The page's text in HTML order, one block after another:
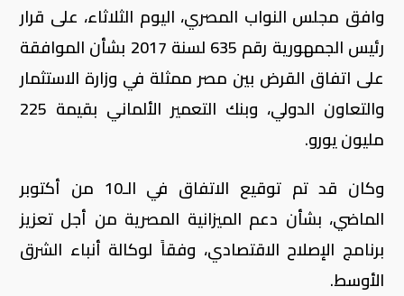
وافق مجلس النواب المصري، اليوم الثلاثاء، على قرار
رئيس الجمهورية رقم 635 لسنة 2017 بشأن الموافقة
على اتفاق القرض بين مصر ممثلة في وزارة الاستثمار
والتعاون الدولي، وبنك التعمير الألماني بقيمة 225
مليون يورو.
وكان قد تم توقيع الاتفاق في الـ10 من أكتوبر
الماضي، بشأن دعم الميزانية المصرية من أجل تعزيز
برنامج الإصلاح الاقتصادي، وفقاً لوكالة أنباء الشرق
الأوسط.